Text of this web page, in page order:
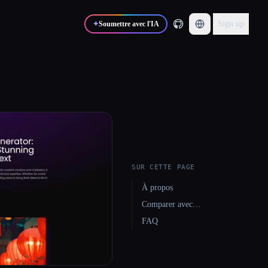
✦Soumettre avec l'IA Sign up
SUR CETTE PAGE
À propos
Comparer avec…
FAQ